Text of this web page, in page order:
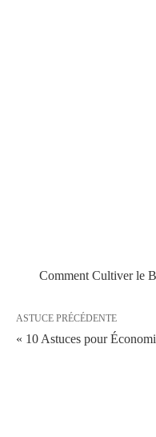
Comment Cultiver le
ASTUCE PRÉCÉDENTE
« 10 Astuces pour